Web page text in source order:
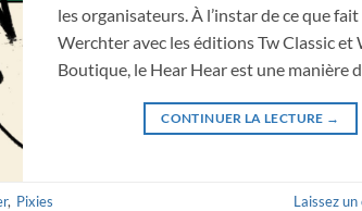
les organisateurs. À l’instar de ce que fait
Werchter avec les éditions Tw Classic et
Boutique, le Hear Hear est une manière
CONTINUER LA LECTURE →
, Pixies Laissez